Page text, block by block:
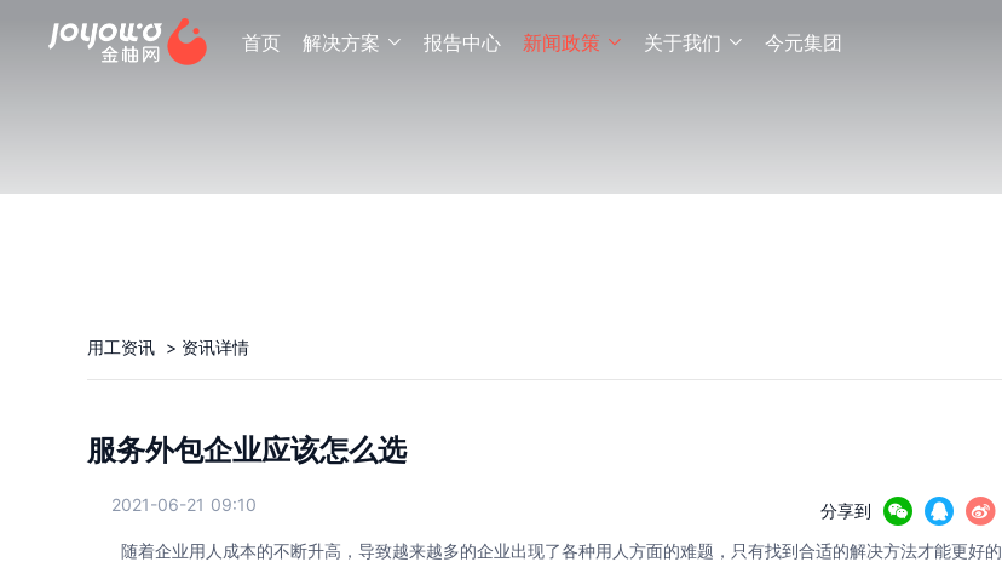
首页 解决方案  报告中心 新闻政策  关于我们  今元集团
用工资讯 > 资讯详情
服务外包企业应该怎么选
2021-06-21 09:10 分享到   
随着企业用人成本的不断升高，导致越来越多的企业出现了各种用人方面的难题，只有找到合适的解决方法才能更好的